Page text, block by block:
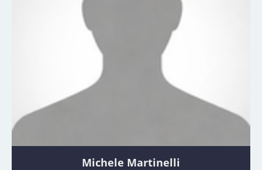
Michele Martinelli